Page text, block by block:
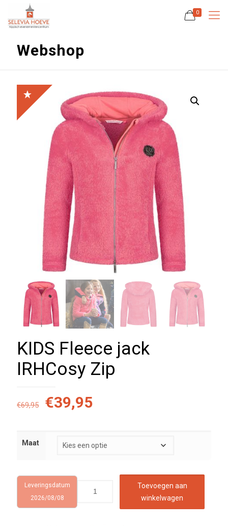
0
Webshop
KIDS Fleece jack
IRHCosy Zip
€69,95
Oorspronkelijke
€69,95.
€39,95Huidige
€39,95.
Maat
Leveringsdatum
2026/08/08
Toevoegen aan
winkelwagen